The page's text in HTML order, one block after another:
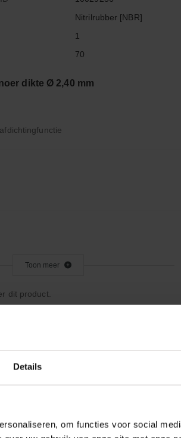
Details
om functies voor social
Nitrilrubber [NBR]
1
70
dikte Ø 2,40 mm
Toon meer
dit product.